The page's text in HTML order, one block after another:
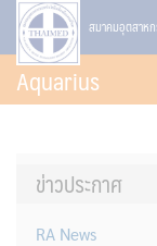
Skip
content
สมาคมอุตสาห
Aquarius
ข่าวประกาศ
RA News